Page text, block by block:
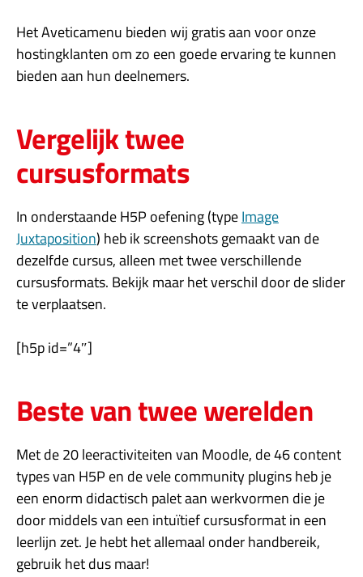
Het Aveticamenu bieden wij gratis aan voor onze
hostingklanten om zo een goede ervaring te kunnen
bieden aan hun deelnemers.
Vergelijk twee
cursusformats
In onderstaande H5P oefening (typeImage
Juxtaposition) heb ik screenshots gemaakt van de
dezelfde cursus, alleen met twee verschillende
cursusformats. Bekijk maar het verschil door de slider
te verplaatsen.
[h5p id=”4″]
Beste van twee werelden
Met de 20 leeractiviteiten van Moodle, de 46 content
types van H5P en de vele community plugins heb je
een enorm didactisch palet aan werkvormen die je
door middels van een intuïtief cursusformat in een
leerlijn zet. Je hebt het allemaal onder handbereik,
gebruik het dus maar!